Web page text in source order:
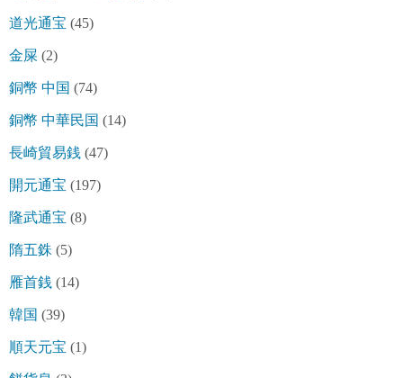
道光通宝 (45)
金屎 (2)
銅幣 中国 (74)
銅幣 中華民国 (14)
長崎貿易銭 (47)
開元通宝 (197)
隆武通宝 (8)
隋五銖 (5)
雁首銭 (14)
韓国 (39)
順天元宝 (1)